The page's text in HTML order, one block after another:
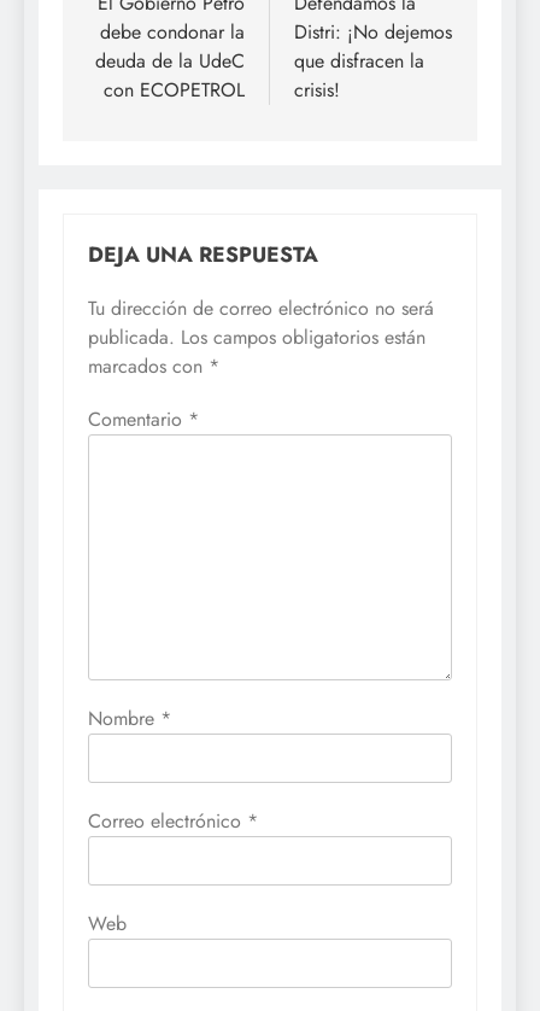
entradas
debe condonar la
deuda de la UdeC
con ECOPETROL
Distri: ¡No dejemos
que disfracen la
crisis!
DEJA UNA RESPUESTA
Tu dirección de correo electrónico no será
publicada. Los campos obligatorios están
marcados con *
Comentario *
Nombre *
Correo electrónico *
Web